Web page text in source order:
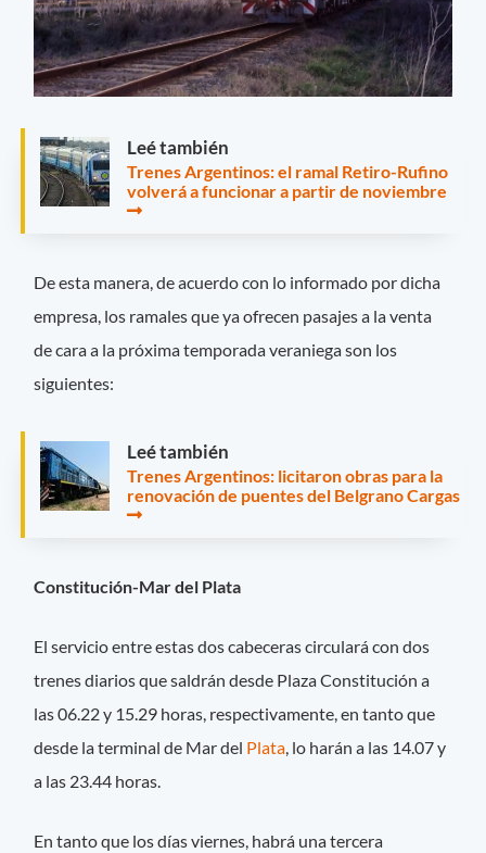
Leé también
Trenes Argentinos: el ramal Retiro-Rufino
volverá a funcionar a partir de noviembre
De esta manera, de acuerdo con lo informado por dicha
empresa, los ramales que ya ofrecen pasajes a la venta
de cara a la próxima temporada veraniega son los
siguientes:
Leé también
Trenes Argentinos: licitaron obras para la
renovación de puentes del Belgrano Cargas
Constitución-Mar del Plata
El servicio entre estas dos cabeceras circulará con dos
trenes diarios que saldrán desde Plaza Constitución a
las 06.22 y 15.29 horas, respectivamente, en tanto que
desde la terminal de Mar del Plata, lo harán a las 14.07 y
a las 23.44 horas.
En tanto que los días viernes, habrá una tercera